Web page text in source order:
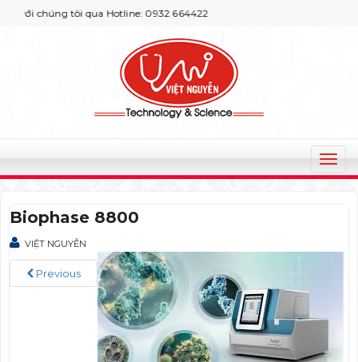
chúng tôi qua Hotline: 0932 664422
T
o
e
i
a
Biophase 8800
VIỆT NGUYỄN
Previous